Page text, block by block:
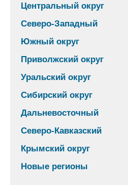
Центральный округ
Северо-Западный
Южный округ
Приволжский округ
Уральский округ
Сибирский округ
Дальневосточный
Северо-Кавказский
Крымский округ
Новые регионы